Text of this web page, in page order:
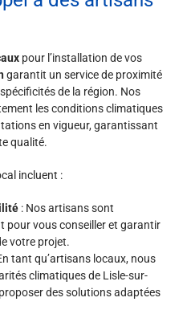
pour l’installation de vos
garantit un service de proximité
de la région. Nos
les conditions climatiques
en vigueur, garantissant
qualité.
incluent :
: Nos artisans sont
pour vous conseiller et garantir
votre projet.
tant qu’artisans locaux, nous
climatiques de Lisle-sur-
des solutions adaptées